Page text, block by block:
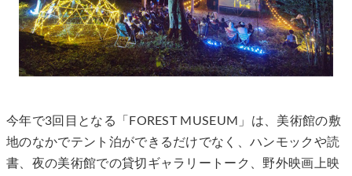
今年で3回目となる「FOREST MUSEUM」は、美術館の敷
地のなかでテント泊ができるだけでなく、ハンモックや読
書、夜の美術館での貸切ギャラリートーク、野外映画上映